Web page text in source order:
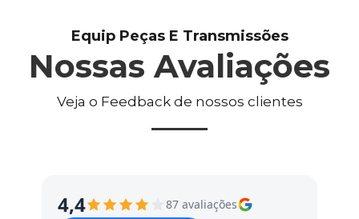
Equip Peças E Transmissões
Nossas Avaliações
Veja o Feedback de nossos clientes
4,4
87 avaliações